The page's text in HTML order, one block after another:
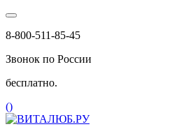
8-800-511-85-45
Звонок по России
бесплатно.
()